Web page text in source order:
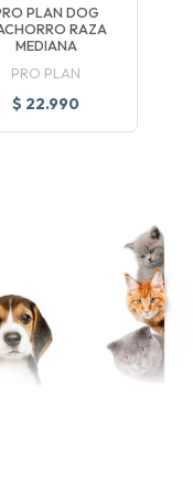
PLAN DOG
RAZA
MEDIANA
PRO PLAN
$ 22.990